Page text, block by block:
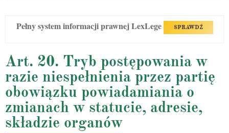
Pełny system informacji prawnej LexLege SPRAWDŹ
Art. 20. Tryb postępowania w
razie niespełnienia przez partię
obowiązku powiadamiania o
zmianach w statucie, adresie,
składzie organów